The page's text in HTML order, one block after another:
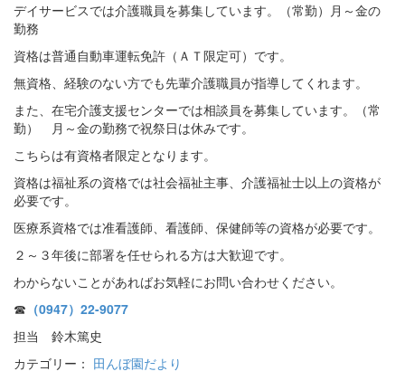
デイサービスでは介護職員を募集しています。（常勤）月～金の
勤務
資格は普通自動車運転免許（ＡＴ限定可）です。
無資格、経験のない方でも先輩介護職員が指導してくれます。
また、在宅介護支援センターでは相談員を募集しています。（常
勤） 月～金の勤務で祝祭日は休みです。
こちらは有資格者限定となります。
資格は福祉系の資格では社会福祉主事、介護福祉士以上の資格が
必要です。
医療系資格では准看護師、看護師、保健師等の資格が必要です。
２～３年後に部署を任せられる方は大歓迎です。
わからないことがあればお気軽にお問い合わせください。
☎ （0947）22-9077
担当 鈴木篤史
カテゴリー： 田んぼ園だより